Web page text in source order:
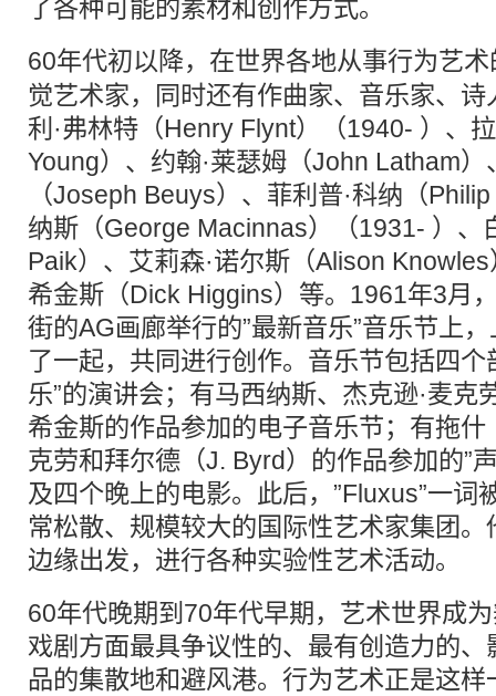
了各种可能的素材和创作方式。
60年代初以降，在世界各地从事行为艺术
觉艺术家，同时还有作曲家、音乐家、
利·弗林特（Henry Flynt）（1940- ）、
Young）、约翰·莱瑟姆（John Latham）
（Joseph Beuys）、菲利普·科纳（
纳斯（George Macinnas）（1931- ）、
Paik）、艾莉森·诺尔斯（Alison
希金斯（Dick Higgins）等。1961年3月
街的AG画廊举行的”最新音乐”音乐节上
了一起，共同进行创作。音乐节包括四个
乐”的演讲会；有马西纳斯、杰克逊·麦克
希金斯的作品参加的电子音乐节；有拖什
克劳和拜尔德（J. Byrd）的作品参加的”
及四个晚上的电影。此后，”Fluxus”一词
常松散、规模较大的国际性艺术家集团
边缘出发，进行各种实验性艺术活动。
60年代晚期到70年代早期，艺术世界成
戏剧方面最具争议性的、最有创造力的
品的集散地和避风港。行为艺术正是这